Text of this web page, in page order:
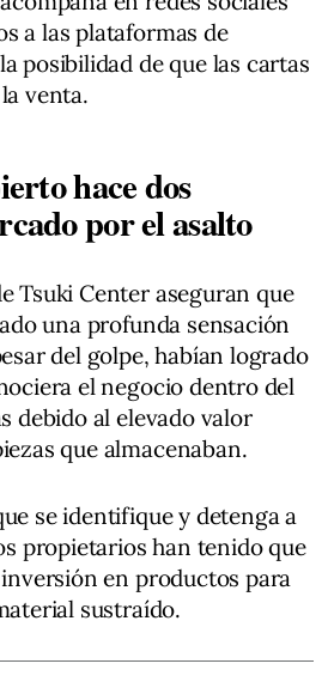
a las plataformas de
posibilidad de que las cartas
venta.
hace dos
por el asalto
Tsuki Center aseguran que
una profunda sensación
del golpe, habían logrado
el negocio dentro del
debido al elevado valor
que almacenaban.
se identifique y detenga a
propietarios han tenido que
en productos para
sustraído.